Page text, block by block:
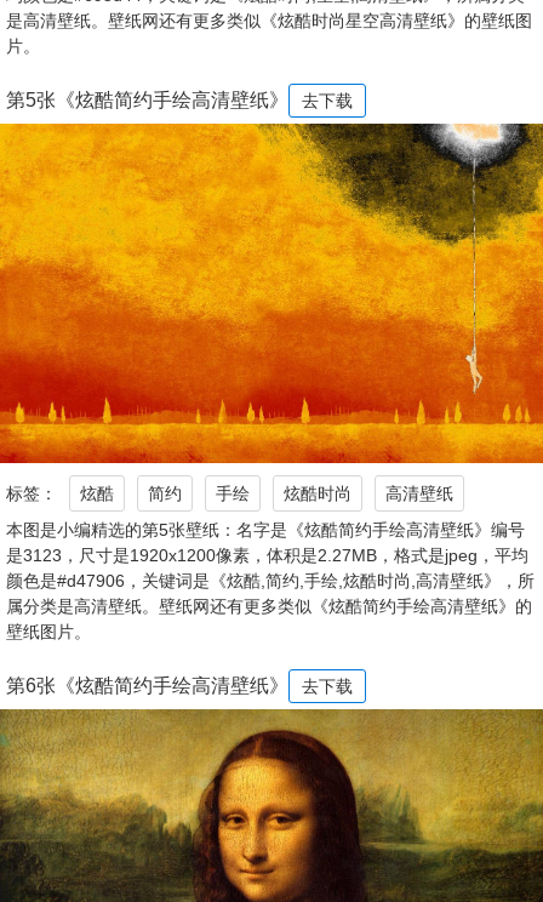
是高清壁纸。壁纸网还有更多类似《炫酷时尚星空高清壁纸》的壁纸图
片。
第5张《炫酷简约手绘高清壁纸》 去下载
标签： 炫酷 简约 手绘 炫酷时尚
高清壁纸
本图是小编精选的第5张壁纸：名字是《炫酷简约手绘高清壁纸》编号
是3123，尺寸是1920x1200像素，体积是2.27MB，格式是jpeg，平均
颜色是#d47906，关键词是《炫酷,简约,手绘,炫酷时尚,高清壁纸》，所
属分类是高清壁纸。壁纸网还有更多类似《炫酷简约手绘高清壁纸》的
壁纸图片。
第6张《炫酷简约手绘高清壁纸》 去下载